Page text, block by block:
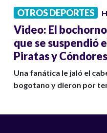
OTROS DEPORTES
Video: El
que se suspendió
Piratas y Cóndores
Una fanática le jaló el
bogotano y dieron por